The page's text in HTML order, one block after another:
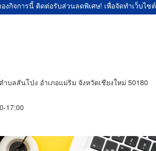
งกิจการนี้ ติดต่อรับส่วนลดพิเศษ! เพื่อจัดทำเว็บไซต์
บลสันโป่ง อำเภอแม่ริม จังหวัดเชียงใหม่ 50180
17:00